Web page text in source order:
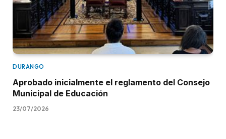
DURANGO
Aprobado inicialmente el reglamento del Consejo
Municipal de Educación
23/07/2026